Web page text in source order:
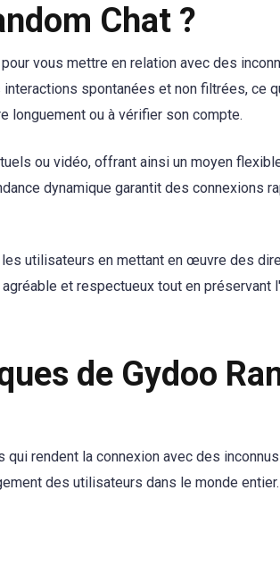
Chat ?
vous mettre en relation avec des
spontanées et non filtrées, ce
longuement ou à vérifier son compte.
ou vidéo, offrant ainsi un moyen
dynamique garantit des connexions
utilisateurs en mettant en œuvre des
et respectueux tout en
de Gydoo
rendent la connexion avec des
des utilisateurs dans le monde entier.